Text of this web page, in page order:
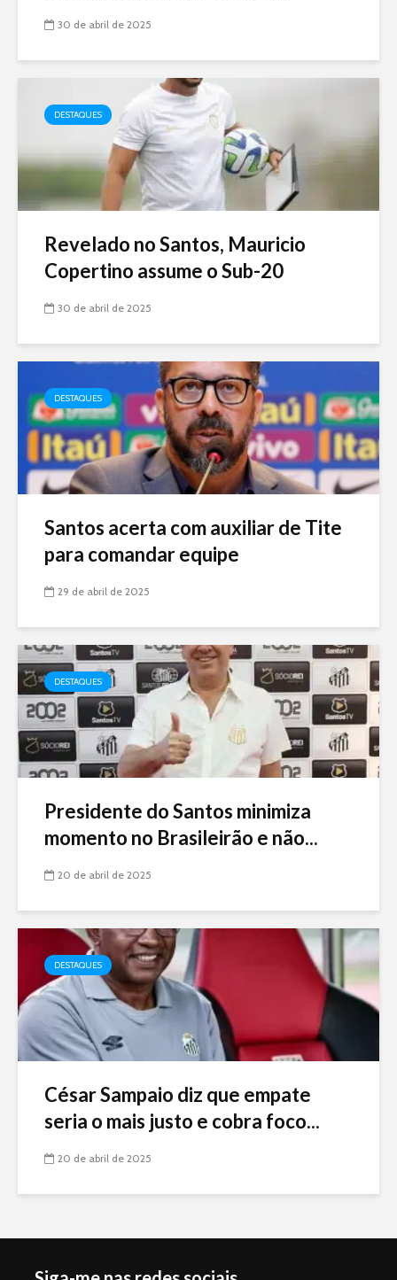
30 de abril de 2025
DESTAQUES
Revelado no Santos, Mauricio
Copertino assume o Sub-20
30 de abril de 2025
DESTAQUES
Santos acerta com auxiliar de Tite
para comandar equipe
29 de abril de 2025
DESTAQUES
Presidente do Santos minimiza
momento no Brasileirão e não...
20 de abril de 2025
DESTAQUES
César Sampaio diz que empate
seria o mais justo e cobra foco...
20 de abril de 2025